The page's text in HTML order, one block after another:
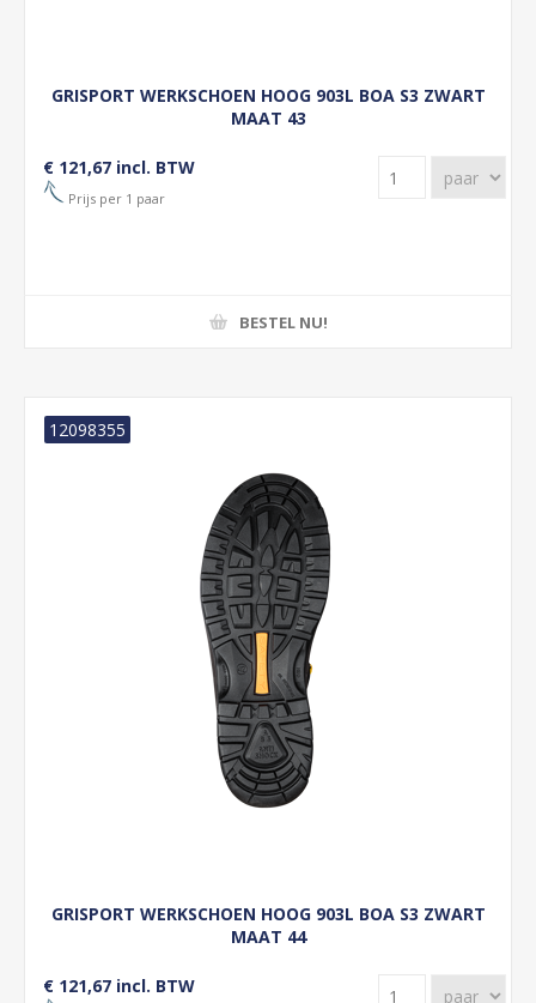
GRISPORT WERKSCHOEN HOOG 903L BOA S3 ZWART
MAAT 43
€ 121,67 incl. BTW
Prijs per 1 paar
BESTEL NU!
GRISPORT WERKSCHOEN HOOG 903L BOA S3 ZWART
MAAT 44
12098355
€ 121,67 incl. BTW